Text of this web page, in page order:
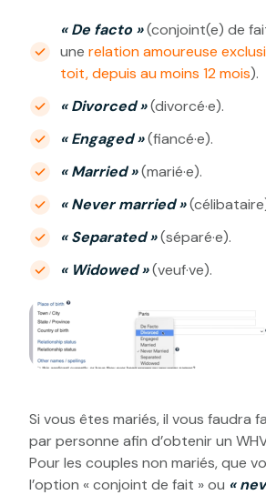
« De facto »(conjoint(e) de
une relation amoureuse
toit, depuis au moins 12 mois).
« Divorced »(divorcé·e).
« Engaged »(fiancé·e).
« Married »(marié·e).
« Never married »
« Separated »(séparé·e).
« Widowed »(veuf·ve).
Si vous êtes mariés, il vous faudra
par personne afin d’obtenir un
Pour les couples non mariés, que
l’option « conjoint de fait » ou «